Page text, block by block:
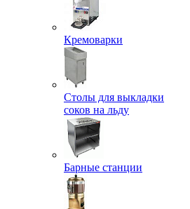
Кремоварки
Столы для выкладки
соков на льду
Барные станции